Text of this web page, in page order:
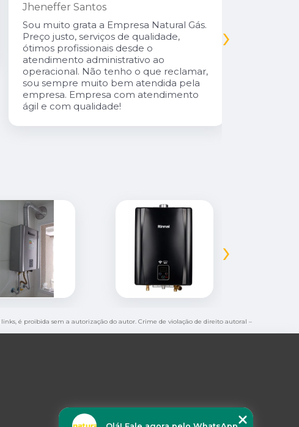
Jheneffer Santos
Sou muito grata a Empresa Natural Gás.
Preço justo, serviços de qualidade,
ótimos profissionais desde o
atendimento administrativo ao
operacional. Não tenho o que reclamar,
sou sempre muito bem atendida pela
empresa. Empresa com atendimento
ágil e com qualidade!
›
›
é proibida sem a autorização do autor. Crime de violação de direito autoral –